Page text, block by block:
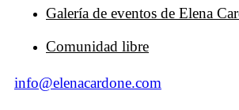
Galería de eventos de Elena
Comunidad libre
info@elenacardone.com